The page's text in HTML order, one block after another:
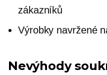
zákazníků
Výrobky navržené
Nevýhody